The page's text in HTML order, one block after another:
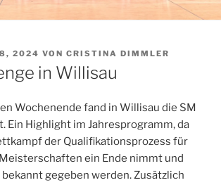
2024 VON CRISTINA DIMMLER
in Willisau
Wochenende fand in Willisau die SM
Ein Highlight im Jahresprogramm, da
der Qualifikationsprozess für
ein Ende nimmt und
gegeben werden. Zusätzlich